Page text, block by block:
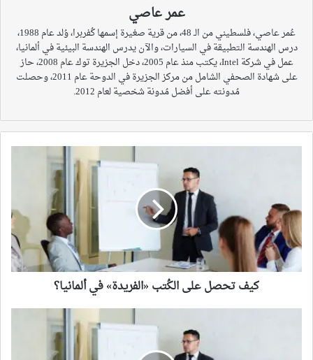
عمر عاصي
عُمر عاصي، فلسطيني من الـ 48، من قرية صغيرة إسمها كُفربرا، وُلد عام 1988،
درس الهندسة التطبيقة في السيارات، والآن يدرس الهندسة البيئية في ألمانيا،
عمل في شركة Intel، يكتب منذ عام 2005، دخل الجزيرة توك عام 2008، حاز
على شهادة الصحفي الشامل من مركز الجزيرة في الدوحة عام 2011، وحصلت
مُدونته على أفضل مُدونة شخصية لعام 2012.
«الفريدة»
في
ألمانيا؟
كيف تحصل على الكُتب «الفريدة» في ألمانيا؟